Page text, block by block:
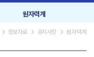
원자력계
navigate_next 정보자료 navigate_next 공지사항 navigate_next 원자력계